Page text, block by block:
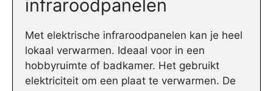
infraroodpanelen
Met elektrische infraroodpanelen kan je heel
lokaal verwarmen. Ideaal voor in een
hobbyruimte of badkamer. Het gebruikt
elektriciteit om een plaat te verwarmen. De